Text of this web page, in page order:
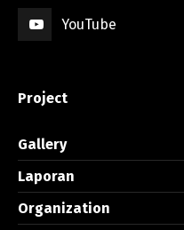
YouTube
Project
Gallery
Laporan
Organization